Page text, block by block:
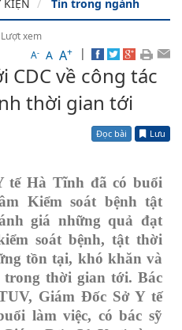
KIỆN Tin trong ngành
Lượt xem
A- A A+ |
CDC về công tác
thời gian tới
Đọc bài Lưu
tế Hà Tĩnh đã có buổi
Kiểm soát bệnh tật
giá những quả đạt
soát bệnh, tật thời
tồn tại, khó khăn và
thời gian tới. Bác
Giám Đốc Sở Y tế
làm việc, cóbác sỹ